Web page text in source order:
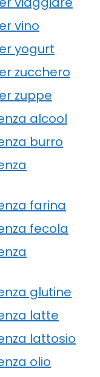
vino
yogurt
zucchero
zuppe
alcool
burro
farina
fecola
glutine
latte
lattosio
olio